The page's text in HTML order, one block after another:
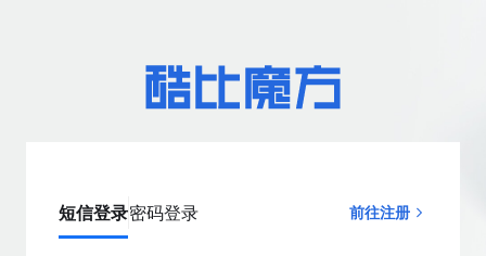
短信登录密码登录 前往注册